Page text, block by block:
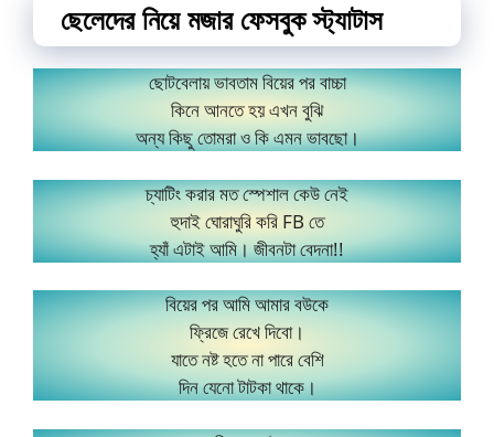
ছেলেদের নিয়ে মজার ফেসবুক স্ট্যাটাস
ছোটবেলায় ভাবতাম বিয়ের পর বাচ্চা
কিনে আনতে হয় এখন বুঝি
অন্য কিছু তোমরা ও কি এমন ভাবছো।
চ্যাটিং করার মত স্পেশাল কেউ নেই
হুদাই ঘোরাঘুরি করি FB তে
হ্যাঁ এটাই আমি। জীবনটা বেদনা!!
বিয়ের পর আমি আমার বউকে
ফ্রিজে রেখে দিবো।
যাতে নষ্ট হতে না পারে বেশি
দিন যেনো টাটকা থাকে।